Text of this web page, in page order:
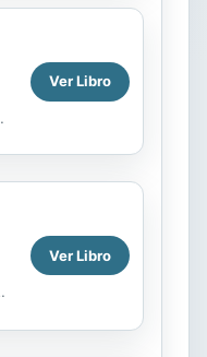
Ver Libro
Ver Libro